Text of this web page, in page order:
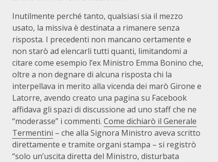
Inutilmente perché tanto, qualsiasi sia il mezzo
usato, la missiva è destinata a rimanere senza
risposta. I precedenti non mancano certamente e
non starò ad elencarli tutti quanti, limitandomi a
citare come esempio l’ex Ministro Emma Bonino che,
oltre a non degnare di alcuna risposta chi la
interpellava in merito alla vicenda dei marò Girone e
Latorre, avendo creato una pagina su Facebook
affidava gli spazi di discussione ad uno staff che ne
“moderasse” i commenti. Come dichiarò il Generale
Termentini – che alla Signora Ministro aveva scritto
direttamente e tramite organi stampa – si registrò
“solo un’uscita diretta del Ministro, disturbata